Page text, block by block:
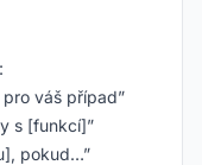
váš případ”
s [funkcí]”
pokud…”